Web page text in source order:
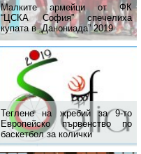
Малките армейци от ФК
“ЦСКА София” спечелиха
купата в „Данониада” 2019
Теглене на жребий за 9-то
Европейско първенство по
баскетбол за колички